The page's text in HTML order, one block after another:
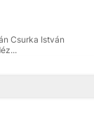
Csurka István